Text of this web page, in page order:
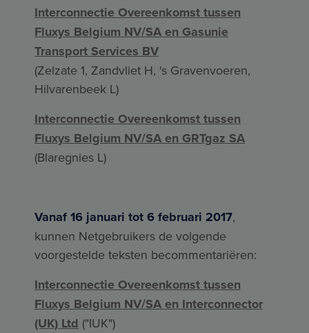
Interconnectie Overeenkomst tussen
Fluxys Belgium NV/SA en Gasunie
Transport Services BV
(Zelzate 1, Zandvliet H, 's Gravenvoeren,
Hilvarenbeek L)
Interconnectie Overeenkomst tussen
Fluxys Belgium NV/SA en GRTgaz SA
(Blaregnies L)
Vanaf 16 januari tot 6 februari 2017,
kunnen Netgebruikers de volgende
voorgestelde teksten becommentariëren:
Interconnectie Overeenkomst tussen
Fluxys Belgium NV/SA en Interconnector
(UK) Ltd ("IUK")